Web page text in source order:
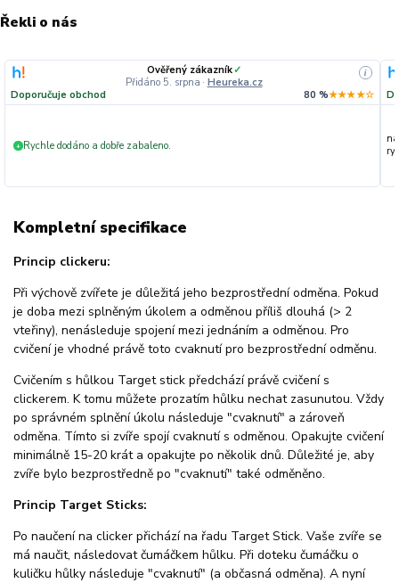
Řekli o nás
Ověřený zákazník✓
Přidáno 5. srpna · Heureka.cz
i
Doporučuje obchod 80 %★★★★☆
+ Rychle dodáno a dobře zabaleno.
Kompletní specifikace
Princip clickeru:
Při výchově zvířete je důležitá jeho bezprostřední odměna. Pokud
je doba mezi splněným úkolem a odměnou příliš dlouhá (> 2
vteřiny), nenásleduje spojení mezi jednáním a odměnou. Pro
cvičení je vhodné právě toto cvaknutí pro bezprostřední odměnu.
Cvičením s hůlkou Target stick předchází právě cvičení s
clickerem. K tomu můžete prozatím hůlku nechat zasunutou. Vždy
po správném splnění úkolu následuje "cvaknutí" a zároveň
odměna. Tímto si zvíře spojí cvaknutí s odměnou. Opakujte cvičení
minimálně 15-20 krát a opakujte po několik dnů. Důležité je, aby
zvíře bylo bezprostředně po "cvaknutí" také odměněno.
Princip Target Sticks:
Po naučení na clicker přichází na řadu Target Stick. Vaše zvíře se
má naučit, následovat čumáčkem hůlku. Při doteku čumáčku o
kuličku hůlky následuje "cvaknutí" (a občasná odměna). A nyní